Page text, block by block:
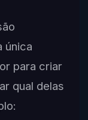
única
para criar
qual delas